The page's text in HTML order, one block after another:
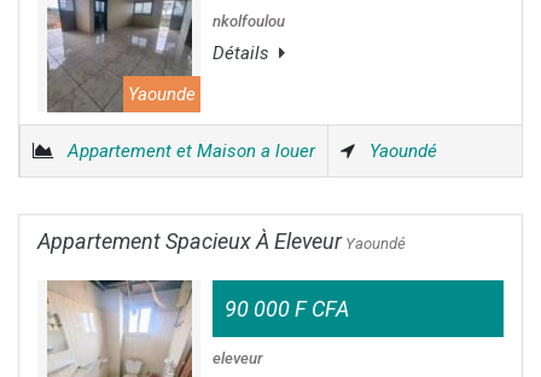
Yaounde
nkolfoulou
Détails
Appartement et Maison a louer Yaoundé
Appartement Spacieux À EleveurYaoundé
90 000 F CFA
eleveur